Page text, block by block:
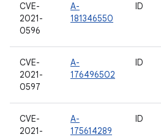
CVE-
2021-
0596
A-
181346550
ID
CVE-
2021-
0597
A-
176496502
ID
CVE-
2021-
A-
175614289
ID